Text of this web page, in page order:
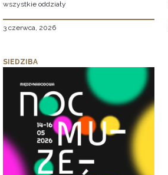
wszystkie oddziały
3 czerwca, 2026
SIEDZIBA